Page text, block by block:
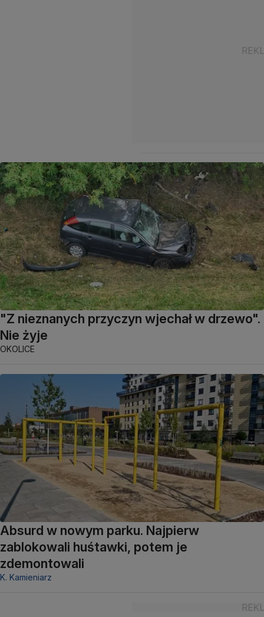
"Z nieznanych przyczyn wjechał w drzewo".
Nie żyje
OKOLICE
Absurd w nowym parku. Najpierw
zablokowali huśtawki, potem je
zdemontowali
K. Kamieniarz